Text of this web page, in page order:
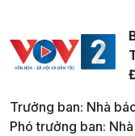
Trưởng ban: Nhà
Phó trưởng ban: